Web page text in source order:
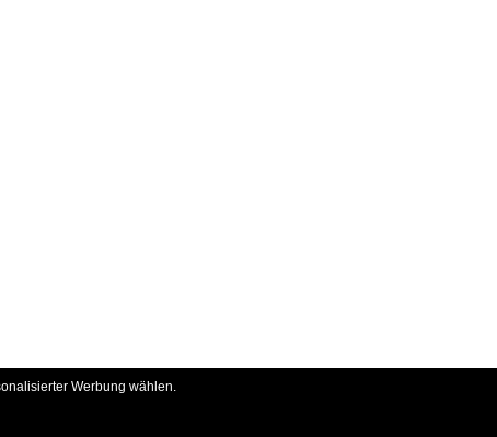
Werbung wählen.